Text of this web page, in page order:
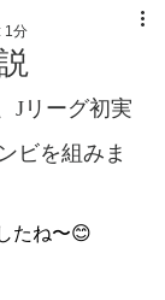
1分
Jリーグ初実
ビを組みま
たね〜😊